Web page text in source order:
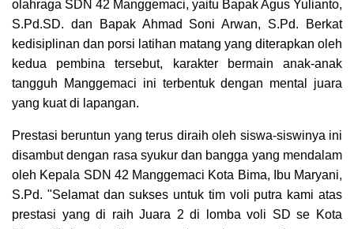
olahraga SDN 42 Manggemaci, yaitu Bapak Agus Yulianto,
S.Pd.SD. dan Bapak Ahmad Soni Arwan, S.Pd. Berkat
kedisiplinan dan porsi latihan matang yang diterapkan oleh
kedua pembina tersebut, karakter bermain anak-anak
tangguh Manggemaci ini terbentuk dengan mental juara
yang kuat di lapangan.
Prestasi beruntun yang terus diraih oleh siswa-siswinya ini
disambut dengan rasa syukur dan bangga yang mendalam
oleh Kepala SDN 42 Manggemaci Kota Bima, Ibu Maryani,
S.Pd. "Selamat dan sukses untuk tim voli putra kami atas
prestasi yang di raih Juara 2 di lomba voli SD se Kota